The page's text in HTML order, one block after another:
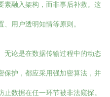
素融入架构，而非事后补救。这
用户透明知情等原则。
无论是在数据传输过程中的动态
保护，都应采用强加密算法，并
数据在任一环节被非法窥探。